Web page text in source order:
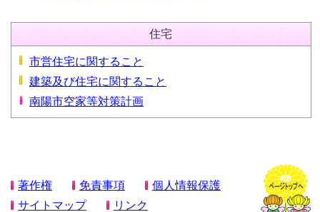
住宅
市営住宅に関すること
建築及び住宅に関すること
南陽市空家等対策計画
著作権 免責事項
個人情報保護
サイトマップ
リンク